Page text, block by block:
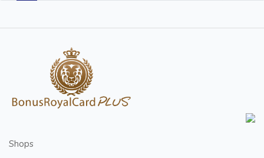
Shops